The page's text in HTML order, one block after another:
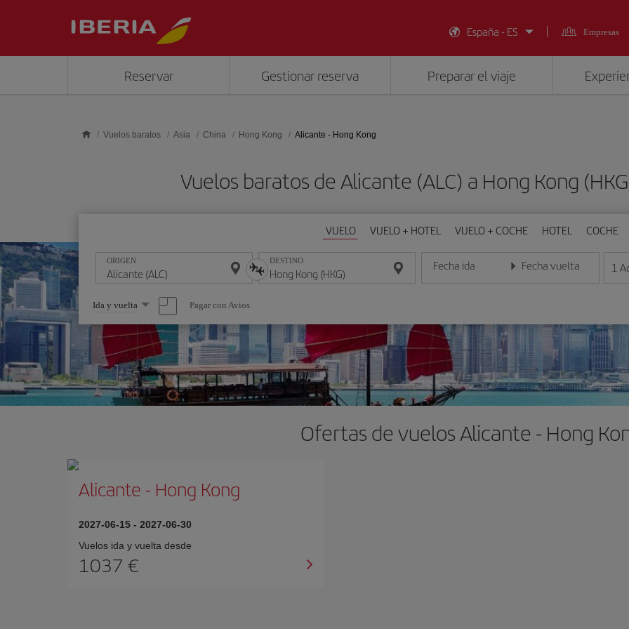
España - ES
Empresas
Reservar Gestionar reserva Preparar el viaje
Vuelos baratos Asia China Hong Kong Alicante - Hong Kong
Vuelos baratos de Alicante (ALC) a Hong Kong
VUELO VUELO + HOTEL VUELO + COCHE HOTEL COCHE
ORIGEN DESTINO Fecha ida
Introduce la fecha en formato día/mes/año
Fecha vuelta
Introduce la fecha en 1
Seleccione
una
opción
Ida y vuelta Pagar con Avios
Ofertas de vuelos Alicante - Hong
Alicante - Hong Kong
2027-06-15 - 2027-06-30
Vuelos ida y vuelta desde
1037 €